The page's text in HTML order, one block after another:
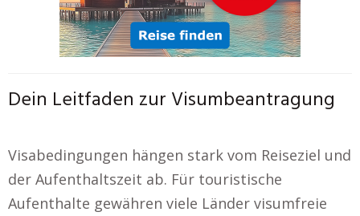
Dein Leitfaden zur Visumbeantragung
Visabedingungen hängen stark vom Reiseziel und
der Aufenthaltszeit ab. Für touristische
Aufenthalte gewähren viele Länder visumfreie